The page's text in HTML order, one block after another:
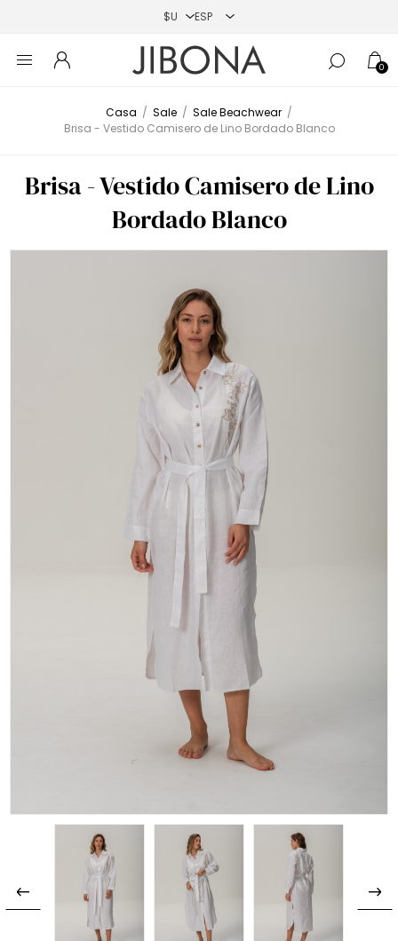
0
Casa / Sale / Sale Beachwear /
Brisa - Vestido Camisero de Lino Bordado Blanco
Brisa - Vestido Camisero de Lino
Bordado Blanco